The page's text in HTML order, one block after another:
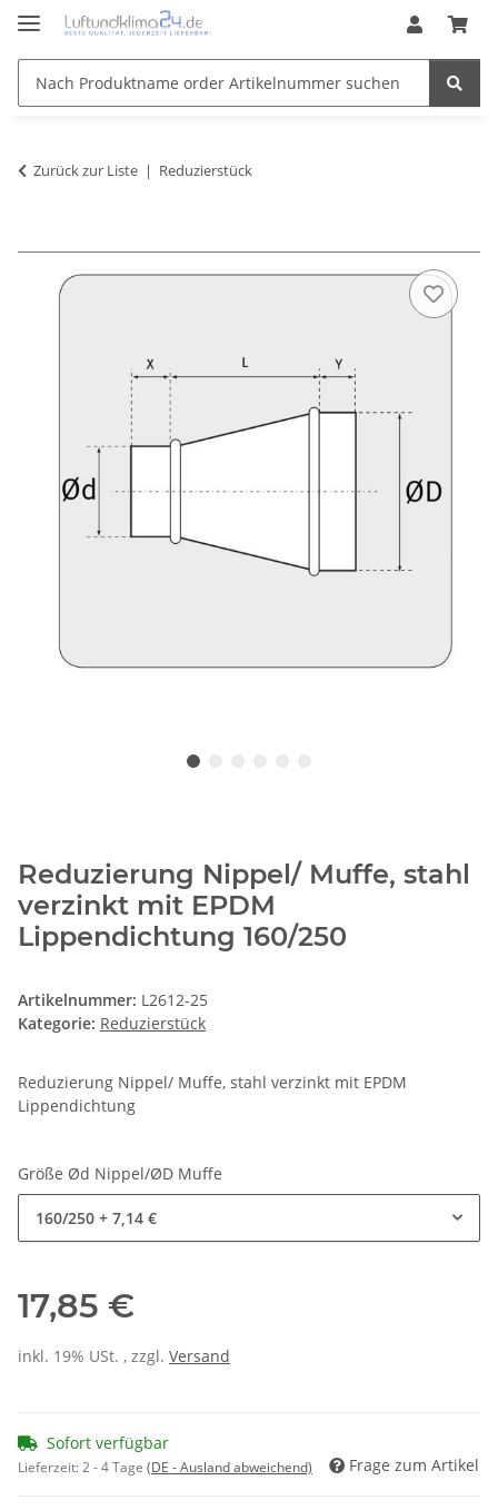
Zurück zur Liste Reduzierstück
Reduzierung Nippel/ Muffe, stahl
verzinkt mit EPDM
Lippendichtung 160/250
Artikelnummer: L2612-25
Kategorie: Reduzierstück
Reduzierung Nippel/ Muffe, stahl verzinkt mit EPDM
Lippendichtung
Größe Ød Nippel/ØD Muffe
160/250 + 7,14 €
17,85 €
inkl. 19% USt. , zzgl. Versand
Sofort verfügbar
Lieferzeit:2 - 4 Tage (DE - Ausland abweichend) Frage zum Artikel